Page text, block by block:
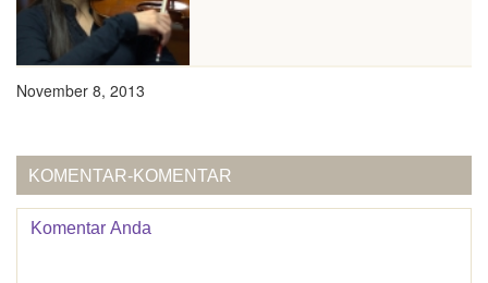
November 8, 2013
KOMENTAR-KOMENTAR